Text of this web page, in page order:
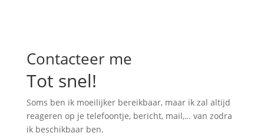
Contacteer me
Tot snel!
Soms ben ik moeilijker bereikbaar, maar ik zal altijd
reageren op je telefoontje, bericht, mail,… van zodra
ik beschikbaar ben.